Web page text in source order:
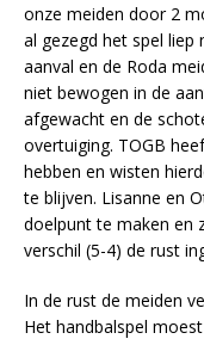
onze meiden door 2
al gezegd het spel liep
aanval en de Roda
niet bewogen in de
afgewacht en de
overtuiging. TOGB
hebben en wisten
te blijven. Lisanne en
doelpunt te maken en
verschil (5-4) de rust
In de rust de meiden
Het handbalspel